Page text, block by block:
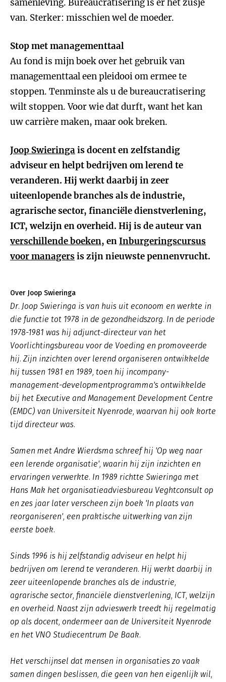
samenleving. Bureaucratisering is er het zusje
van. Sterker: misschien wel de moeder.
Stop met managementtaal
Au fond is mijn boek over het gebruik van
managementtaal een pleidooi om ermee te
stoppen. Tenminste als u de bureaucratisering
wilt stoppen. Voor wie dat durft, want het kan
uw carrière maken, maar ook breken.
Joop Swieringais docent en zelfstandig
adviseur en helpt bedrijven om lerend te
veranderen. Hij werkt daarbij in zeer
uiteenlopende branches als de industrie,
agrarische sector, financiële dienstverlening,
ICT, welzijn en overheid. Hij is de auteur van
verschillende boeken, enInburgeringscursus
voor managersis zijn nieuwste pennenvrucht.
Over Joop Swieringa
Dr. Joop Swieringa is van huis uit econoom en werkte in
die functie tot 1978 in de gezondheidszorg. In de periode
1978-1981 was hij adjunct-directeur van het
Voorlichtingsbureau voor de Voeding en promoveerde
hij. Zijn inzichten over lerend organiseren ontwikkelde
hij tussen 1981 en 1989, toen hij incompany-
management-developmentprogramma's ontwikkelde
bij het Executive and Management Development Centre
(EMDC) van Universiteit Nyenrode, waarvan hij ook korte
tijd directeur was.
Samen met Andre Wierdsma schreef hij 'Op weg naar
een lerende organisatie', waarin hij zijn inzichten en
ervaringen verwerkte. In 1989 richtte Swieringa met
Hans Mak het organisatieadviesbureau Veghtconsult op
en zes jaar later verscheen zijn boek 'In plaats van
reorganiseren', een praktische uitwerking van zijn
eerste boek.
Sinds 1996 is hij zelfstandig adviseur en helpt hij
bedrijven om lerend te veranderen. Hij werkt daarbij in
zeer uiteenlopende branches als de industrie,
agrarische sector, financiële dienstverlening, ICT, welzijn
en overheid. Naast zijn advieswerk treedt hij regelmatig
op als docent, ondermeer aan de Universiteit Nyenrode
en het VNO Studiecentrum De Baak.
Het verschijnsel dat mensen in organisaties zo vaak
samen dingen beslissen, die geen van hen eigenlijk wil,